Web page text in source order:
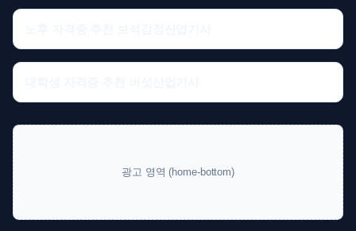
광고 영역 (home-bottom)